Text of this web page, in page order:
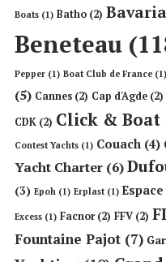
Boats (1) Batho (2) Bavaria
Beneteau
Pepper (1) Boat Club de France (1)
(5) Cannes (2) Cap d'Agde (2)
CDK (2) Click & Boat
Contest Yachts (1) Couach (4)
Yacht Charter (6)
(3) Epoh (1) Erplast(1)
Excess (1) Facnor(2) FFV (2)
Fountaine Pajot (7)